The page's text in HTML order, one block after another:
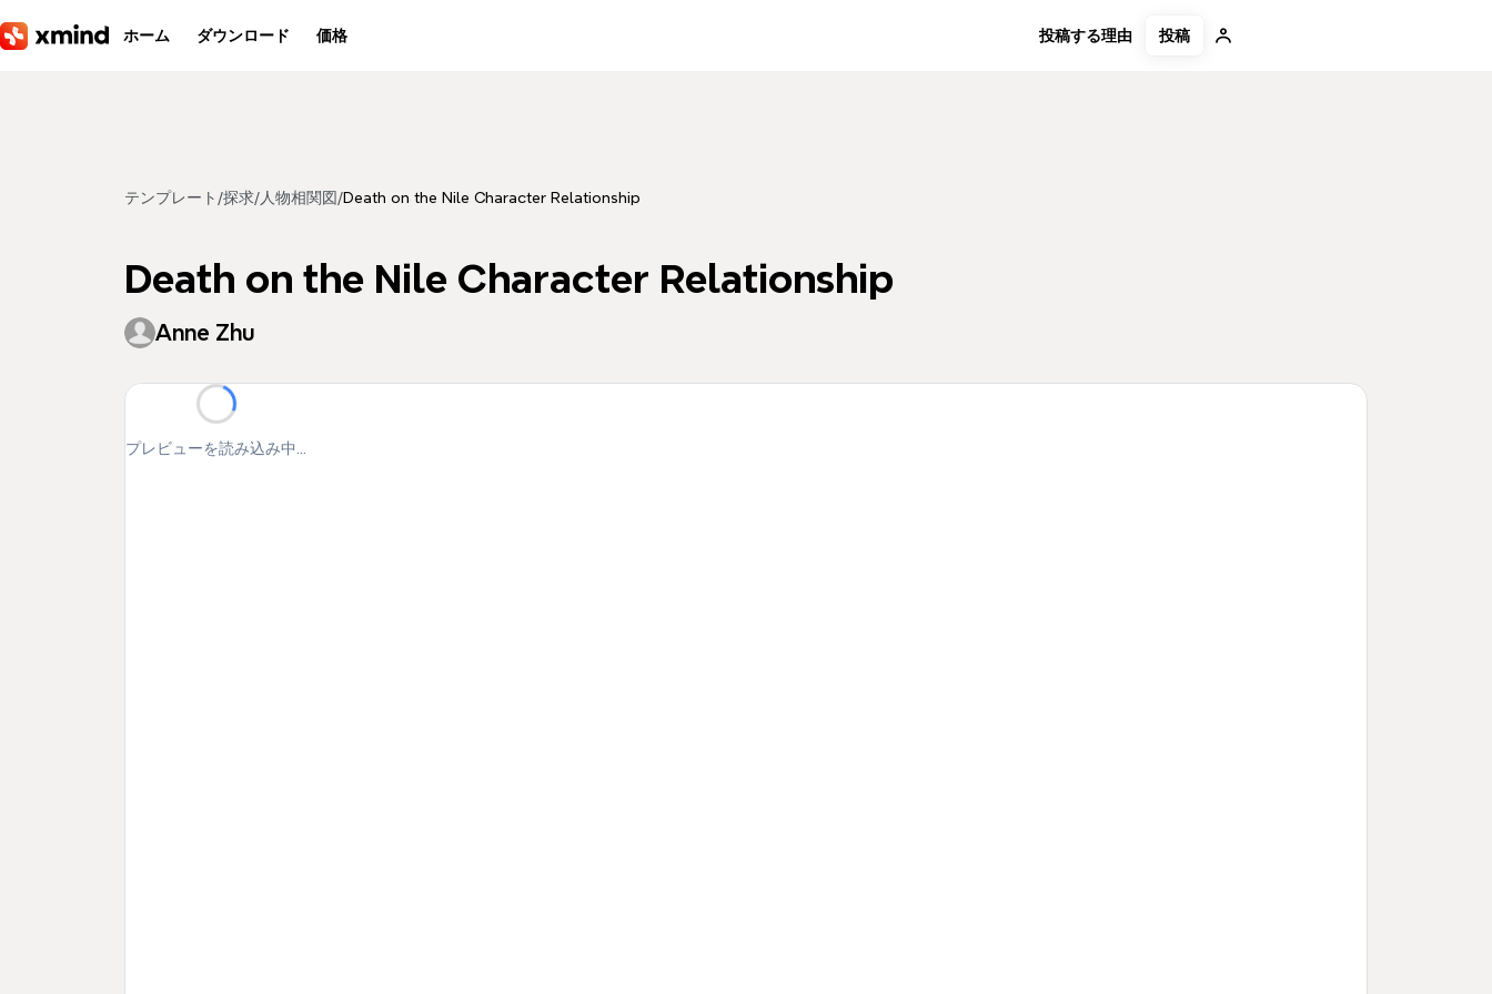
ホーム ダウンロード 価格 投稿する理由 投稿
テンプレート /探求/ 人物相関図 /Death on the Nile Character Relationship
Death on the Nile Character Relationship
Anne Zhu
プレビューを読み込み中...